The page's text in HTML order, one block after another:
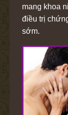
mang khoa
điều trị
sớm.